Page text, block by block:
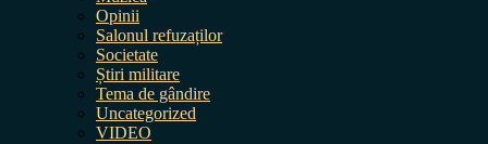
Opinii
Salonul refuzaților
Societate
Știri militare
Tema de gândire
Uncategorized
VIDEO